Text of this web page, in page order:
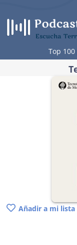
contenido
Escucha
Top
Añadir a mi lista